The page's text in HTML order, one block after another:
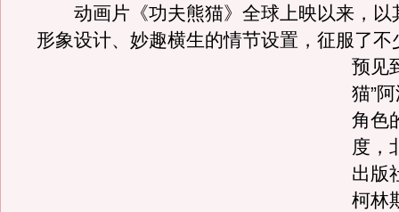
动画片《功夫熊猫》全球上映以来，以
形象设计、妙趣横生的情节设置，征服了不
预见
猫”
角色
度，
出版
柯林